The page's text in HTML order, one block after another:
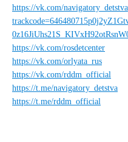
https://vk.com/navigatory_detstva
https://vk.com/rosdetcenter
https://vk.com/orlyata_rus
https://vk.com/rddm_official
https://t.me/navigatory_detstva
https://t.me/rddm_official